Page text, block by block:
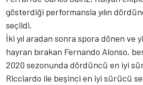
gösterdiği performansla yılın
seçildi.
İki yıl aradan sonra spora dönen ve
hayran bırakan Fernando Alonso,
2020 sezonunda dördüncü en iyi
Ricciardo ile beşinci en iyi sürücü